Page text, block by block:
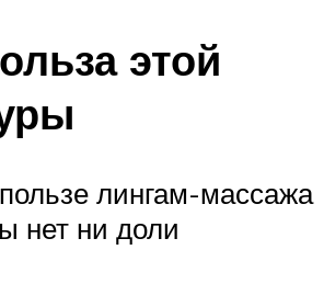
этой
лингам-массажа
нет ни доли